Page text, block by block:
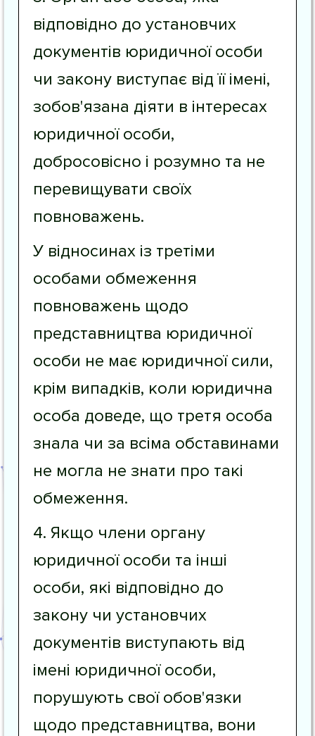
відповідно до установчих
документів юридичної особи
чи закону виступає від її імені,
зобов'язана діяти в інтересах
юридичної особи,
добросовісно і розумно та не
перевищувати своїх
повноважень.
У відносинах із третіми
особами обмеження
повноважень щодо
представництва юридичної
особи не має юридичної сили,
крім випадків, коли юридична
особа доведе, що третя особа
знала чи за всіма обставинами
не могла не знати про такі
обмеження.
4. Якщо члени органу
юридичної особи та інші
особи, які відповідно до
закону чи установчих
документів виступають від
імені юридичної особи,
порушують свої обов'язки
щодо представництва, вони